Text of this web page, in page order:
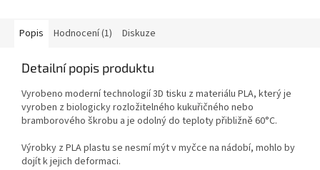
Popis Hodnocení (1) Diskuze
Detailní popis produktu
Vyrobeno moderní technologií 3D tisku z materiálu PLA, který je
vyroben z biologicky rozložitelného kukuřičného nebo
bramborového škrobu a je odolný do teploty přibližně 60°C.
Výrobky z PLA plastu se nesmí mýt v myčce na nádobí, mohlo by
dojít k jejich deformaci.